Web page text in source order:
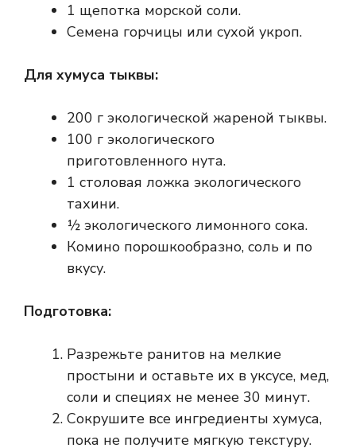
1 щепотка морской соли.
Семена горчицы или сухой укроп.
Для хумуса тыквы:
200 г экологической жареной тыквы.
100 г экологического
приготовленного нута.
1 столовая ложка экологического
тахини.
½ экологического лимонного сока.
Комино порошкообразно, соль и по
вкусу.
Подготовка:
Разрежьте ранитов на мелкие
простыни и оставьте их в уксусе, мед,
соли и специях не менее 30 минут.
Сокрушите все ингредиенты хумуса,
пока не получите мягкую текстуру.